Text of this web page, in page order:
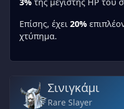
3% της μέγιστης HP του
Επίσης, έχει 20%
χτύπημα.
Σινιγκάμι
Rare Slayer